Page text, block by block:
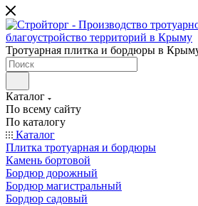
Тротуарная плитка и бордюры в
Каталог
По всему сайту
По каталогу
Каталог
Плитка тротуарная и бордюры
Камень бортовой
Бордюр дорожный
Бордюр магистральный
Бордюр садовый